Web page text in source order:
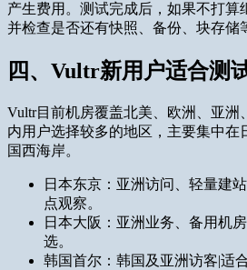
产生费用。测试完成后，如果不打算
并检查是否还有快照、备份、块存储
四、Vultr新用户适合测
Vultr目前机房覆盖北美、欧洲、亚洲
内用户选择较多的地区，主要集中在
国西海岸。
日本东京：亚洲访问、轻量建
点观察。
日本大阪：亚洲业务、备用机
选。
韩国首尔：韩国及亚洲访客|适